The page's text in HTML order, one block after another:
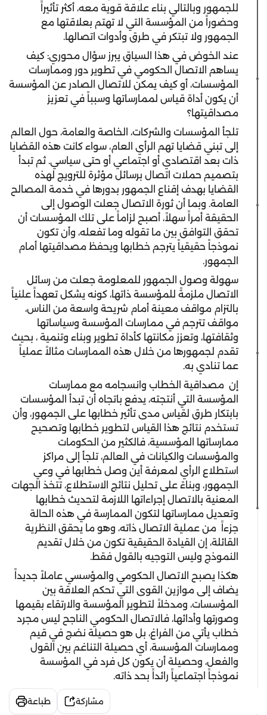
للجمهور وبالتالي بناء علاقة قوية معه، أكثر تأثيراً
وحضوراً من المؤسسة التي لا تهتم بعلاقتها مع
الجمهور ولا تبتكر في طرق وأدوات اتصالها.
عند الخوض في هذا السياق يبرز سؤال محوري: كيف
يساهم الاتصال الحكومي في تطوير دور وممارسات
المؤسسات، أو كيف يمكن للاتصال الصادر عن المؤسسة
أن يكون أداة قياس لممارساتها وسبباً في تعزيز
مصداقيتها؟
تلجأ المؤسسات والشركات، الخاصة والعامة، حول العالم
إلى تبني قضايا تهم الرأي العام، سواء كانت هذه القضايا
ذات بعد اقتصادي أو اجتماعي أو حتى سياسي. ثم تبدأ
بتصميم حملات اتصال برسائل مؤثرة للترويج لهذه
القضايا بهدف إقناع الجمهور بدورها في خدمة المصالح
العامة. وبما أن ثورة الاتصال جعلت الوصول إلى
الحقيقة أمراً سهلاً، أصبح لزاماً على تلك المؤسسات أن
تحقق التوافق بين ما تقوله وما تفعله، وأن تكون
نموذجاً حقيقياً يترجم خطابها ويحفظ مصداقيتها أمام
الجمهور.
سهولة وصول الجمهور للمعلومة جعلت من رسائل
الاتصال ملزمةً للمؤسسة ذاتها، كونه يشكل تعهداً علنياً
بالتزام مواقف معينة أمام شريحة واسعة من الناس،
مواقف تترجم في ممارسات المؤسسة وسياساتها
وثقافتها، وتعزز مكانتها كأداة تطوير وبناء وتنمية ، بحيث
تقدم لجمهورها من خلال هذه الممارسات مثالاً عملياً
عما تنادي به.
إن مصداقية الخطاب وانسجامه مع ممارسات
المؤسسة التي أنتجته، يدفع باتجاه أن تبدأ المؤسسات
بابتكار طرق لقياس مدى تأثير خطابها على الجمهور، وأن
تستخدم نتائج هذا القياس لتطوير خطابها وتصحيح
ممارساتها المؤسسية، فالكثير من الحكومات
والمؤسسات والكيانات في العالم، تلجأ إلى مراكز
استطلاع الرأي لمعرفة أين وصل خطابها في وعي
الجمهور، وبناءً على تحليل نتائج الاستطلاع، تتخذ الجهات
المعنية بالاتصال إجراءاتها اللازمة لتحديث خطابها
وتعديل ممارساتها لتكون الممارسة في هذه الحالة
جزءاً من عملية الاتصال ذاته، وهو ما يحقق النظرية
القائلة، إن القيادة الحقيقية تكون من خلال تقديم
النموذج وليس التوجيه بالقول فقط.
هكذا يصبح الاتصال الحكومي والمؤسسي عاملاً جديداً
يضاف إلى موازين القوى التي تحكم العلاقة بين
المؤسسات، ومدخلاً لتطوير المؤسسة والارتقاء بقيمها
وصورتها وأدائها، فالاتصال الحكومي الناجح ليس مجرد
خطاب يأتي من الفراغ، بل هو حصيلة نضج في قيم
وممارسات المؤسسة، أي حصيلة التناغم بين القول
والفعل، وحصيلة أن يكون كل فرد في المؤسسة
نموذجاً اجتماعياً رائداً بحد ذاته.
مشاركة طباعة